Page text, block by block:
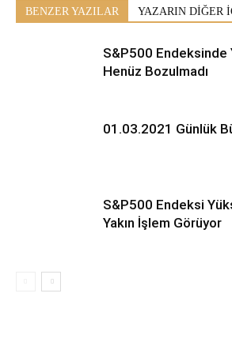
BENZER YAZILAR YAZARIN DİĞER
S&P500
Henüz Bozulmadı
01.03.2021 Günlük
S&P500 Endeksi
Yakın İşlem Görüyor